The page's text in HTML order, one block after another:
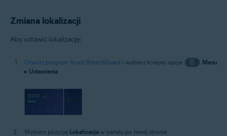
Zmiana lokalizacji
Aby ustawić lokalizację:
Otwórz program Avast BreachGuard i wybierz kolejno opcje ☰
Menu
▸ Ustawienia.
Wybierz pozycję Lokalizacja w panelu po lewej stronie.